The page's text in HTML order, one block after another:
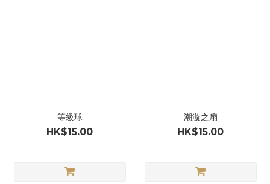
等級球
HK$15.00
潮漩之扇
HK$15.00